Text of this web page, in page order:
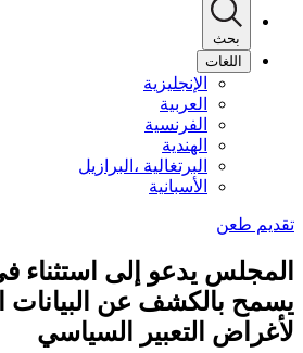
بحث
اللغات
الإنجليزية
العربية
الفرنسية
الهندية
البرتغالية ،البرازيل
الأسبانية
يسمح بالكشف عن
لأغراض التعبير السياسي